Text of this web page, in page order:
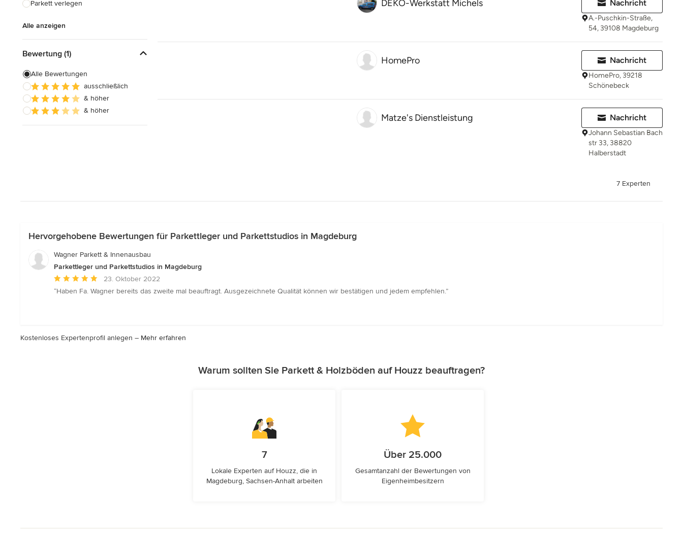
Parkett verlegen
Alle anzeigen
Bewertung (1)
Alle Bewertungen
ausschließlich
& höher
& höher
DEKO-Werkstatt Michels Nachricht
A.-Puschkin-Straße,
54, 39108 Magdeburg
HomePro Nachricht
HomePro, 39218
Schönebeck
Matze's Dienstleistung Nachricht
Johann Sebastian Bach
str 33, 38820
Halberstadt
7 Experten
Hervorgehobene Bewertungen für Parkettleger und Parkettstudios in Magdeburg
Wagner Parkett & Innenausbau
Parkettleger und Parkettstudios in Magdeburg
Durchschnittliche
Bewertung:
23. Oktober 2022
“Haben Fa. Wagner bereits das zweite mal beauftragt. Ausgezeichnete Qualität können wir bestätigen und jedem empfehlen.”
Kostenloses Expertenprofil anlegen – Mehr erfahren
Warum sollten Sie Parkett & Holzböden auf Houzz beauftragen?
7
Lokale Experten auf Houzz, die in
Magdeburg, Sachsen-Anhalt arbeiten
Über 25.000
Gesamtanzahl der Bewertungen von
Eigenheimbesitzern